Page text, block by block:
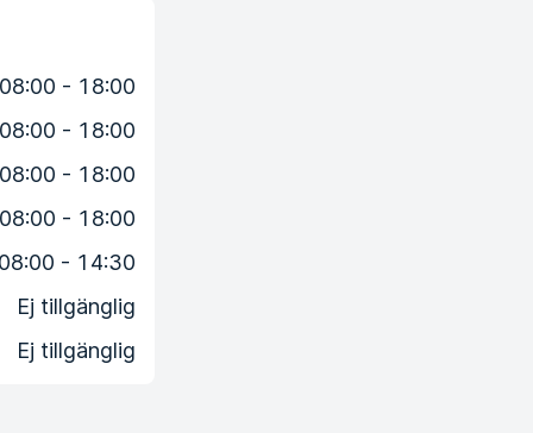
08:00 - 18:00
08:00 - 18:00
08:00 - 18:00
08:00 - 18:00
08:00 - 14:30
Ej tillgänglig
Ej tillgänglig